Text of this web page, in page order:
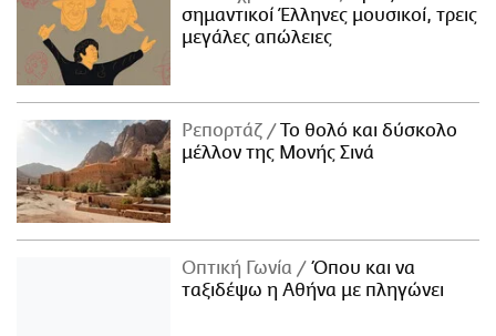
σημαντικοί Έλληνες μουσικοί, τρεις
μεγάλες απώλειες
Ρεπορτάζ
Το θολό και δύσκολο
μέλλον της Μονής Σινά
Οπτική Γωνία
Όπου και να
ταξιδέψω η Αθήνα με πληγώνει